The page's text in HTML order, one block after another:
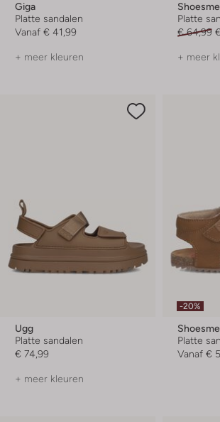
Giga
Platte sandalen
Vanaf € 41,99
+ meer kleuren
Shoesme
Platte
€ 64,99
+ meer
Ugg
Platte sandalen
€ 74,99
+ meer kleuren
-20%
Shoesme
Platte
Vanaf €